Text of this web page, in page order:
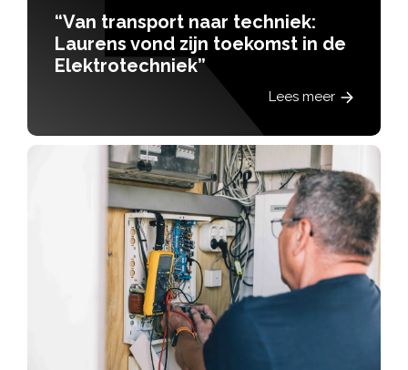
“Van transport naar techniek:
Laurens vond zijn toekomst in de
Elektrotechniek”
Lees meer